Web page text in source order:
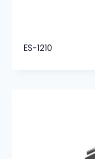
ES-1210